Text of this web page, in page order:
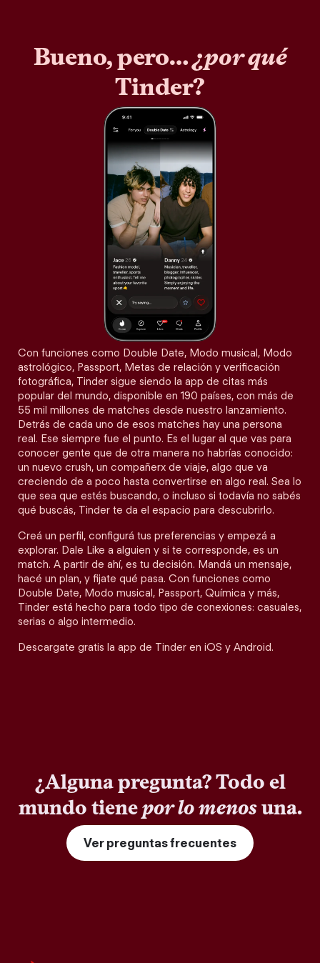
Bueno, pero…¿por qué
Tinder?
Con funciones como Double Date, Modo musical, Modo
astrológico, Passport, Metas de relación y verificación
fotográfica, Tinder sigue siendo la app de citas más
popular del mundo, disponible en 190 países, con más de
55 mil millones de matches desde nuestro lanzamiento.
Detrás de cada uno de esos matches hay una persona
real. Ese siempre fue el punto. Es el lugar al que vas para
conocer gente que de otra manera no habrías conocido:
un nuevo crush, un compañerx de viaje, algo que va
creciendo de a poco hasta convertirse en algo real. Sea lo
que sea que estés buscando, o incluso si todavía no sabés
qué buscás, Tinder te da el espacio para descubrirlo.
Creá un perfil, configurá tus preferencias y empezá a
explorar. Dale Like a alguien y si te corresponde, es un
match. A partir de ahí, es tu decisión. Mandá un mensaje,
hacé un plan, y fijate qué pasa. Con funciones como
Double Date, Modo musical, Passport, Química y más,
Tinder está hecho para todo tipo de conexiones: casuales,
serias o algo intermedio.
Descargate gratis la app de Tinder en iOS y Android.
¿Alguna pregunta? Todo el
mundo tienepor lo menosuna.
Ver preguntas frecuentes